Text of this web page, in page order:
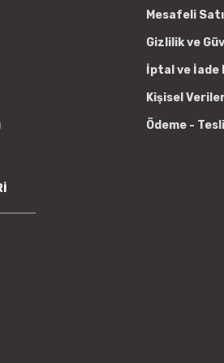
Mesafeli
Gizlilik ve
İptal ve İade
Kişisel
Ödeme -